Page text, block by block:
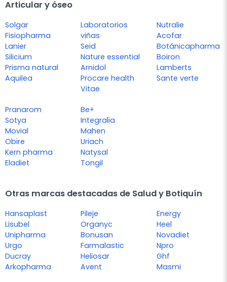
Articular y óseo
Solgar
Fisiopharma
Lanier
Silicium
Prisma natural
Aquilea
Laboratorios
viñas
Seid
Nature essential
Arnidol
Procare health
Vitae
Nutralie
Acofar
Botánicapharma
Boiron
Lamberts
Sante verte
Pranarom
Sotya
Movial
Obire
Kern pharma
Eladiet
Be+
Integralia
Mahen
Uriach
Natysal
Tongil
Otras marcas destacadas de Salud y Botiquín
Hansaplast
Lisubel
Unipharma
Urgo
Ducray
Arkopharma
Pileje
Organyc
Bonusan
Farmalastic
Heliosar
Avent
Energy
Heel
Novadiet
Npro
Ghf
Masmi